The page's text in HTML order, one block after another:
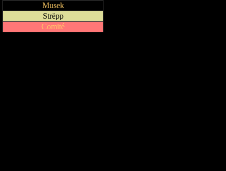
Musek
Strëpp
Comité